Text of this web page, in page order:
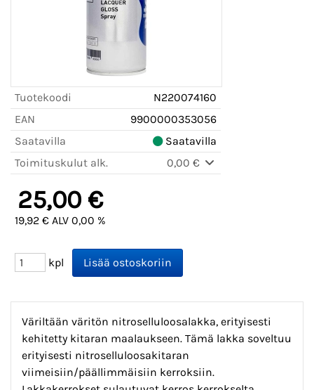
Tuotekoodi
N220074160
EAN
9900000353056
Saatavilla
Saatavilla
Toimituskulut alk.
0,00 €
25,00 €
19,92 € ALV 0,00 %
kpl
Väriltään väritön nitroselluloosalakka, erityisesti
kehitetty kitaran maalaukseen. Tämä lakka soveltuu
erityisesti nitroselluloosakitaran
viimeisiin/päällimmäisiin kerroksiin.